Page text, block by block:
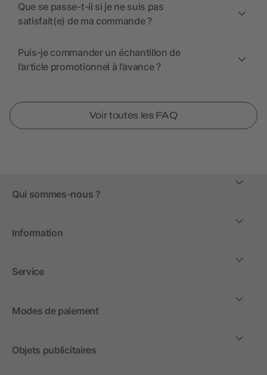
Que se passe-t-il si je ne suis pas
satisfait(e) de ma commande ?
Puis-je commander un échantillon de
l’article promotionnel à l’avance ?
Voir toutes les FAQ
Qui sommes-nous ?
Information
Service
Modes de paiement
Objets publicitaires